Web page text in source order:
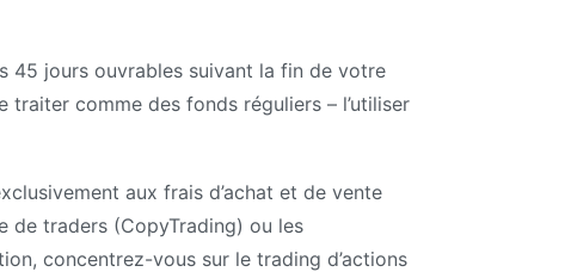
45 jours ouvrables suivant la fin de votre
comme des fonds réguliers – l’utiliser
aux frais d’achat et de vente
de traders (CopyTrading) ou les
concentrez-vous sur le trading d’actions